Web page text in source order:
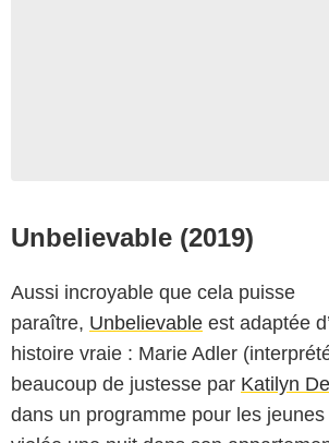
Unbelievable (2019)
Aussi incroyable que cela puisse
paraître, Unbelievable est adaptée
histoire vraie : Marie Adler
beaucoup de justesse par Katilyn
dans un programme pour les